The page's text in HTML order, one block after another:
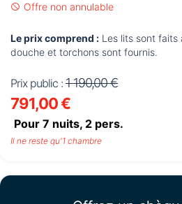
Offre non annulable
Le prix comprend : Les lits sont faits
douche et torchons sont fournis.
Prix public : 1 190,00 €
791,00 €
Pour 7 nuits, 2 pers.
Il ne reste qu'1 chambre